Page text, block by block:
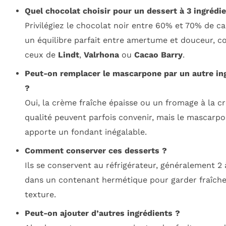
Quel chocolat choisir pour un dessert à 3
Privilégiez le chocolat noir entre 60% et 70% de
un équilibre parfait entre amertume et douceur,
ceux de Lindt, Valrhonaou Cacao Barry.
Peut-on remplacer le mascarpone par un autre
?
Oui, la crème fraîche épaisse ou un fromage à la
qualité peuvent parfois convenir, mais le
apporte un fondant inégalable.
Comment conserver ces desserts ?
Ils se conservent au réfrigérateur, généralement 2
dans un contenant hermétique pour garder
texture.
Peut-on ajouter d’autres ingrédients ?